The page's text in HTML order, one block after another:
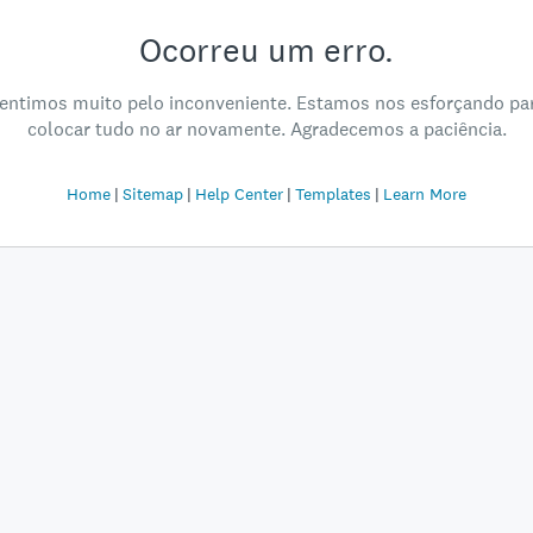
Ocorreu um erro.
muito pelo inconveniente. Estamos nos esforçando
colocar tudo no ar novamente. Agradecemos a paciência.
Home Sitemap Help Center Templates Learn More